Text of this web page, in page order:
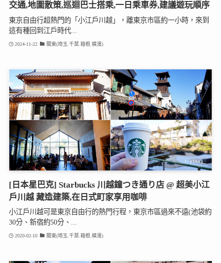
交通,地圖散策,巡迴巴士搭乘,一日乘車券,建議遊玩順序
東京自由行超熱門的「小江戶川越」，離東京市區約一小時，來到
這有種回到江戶時代...
2024-11-22 關東(埼玉.千葉.箱根.橫濱)
[日本星巴克] Starbucks 川越鐘つき通り店 @ 超美小江
戶川越 藏造建築,在日式町家享用咖啡
小江戶川越可是東京自由行的熱門行程，東京市區過來不遠(池袋約
30分、新宿約50分、...
2020-02-10 關東(埼玉.千葉.箱根.橫濱)